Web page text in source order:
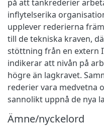
på att tankrederier
inflytelserika
upplever rederierna
till de tekniska kraven,
stöttning från en extern
indikerar att nivån på
högre än lagkravet.
rederier vara medvetna
sannolikt uppnå de nya
Ämne/nyckelord